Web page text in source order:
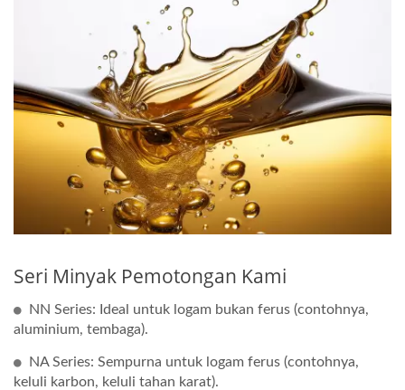
Seri Minyak Pemotongan Kami
NN Series: Ideal untuk logam bukan ferus (contohnya,
aluminium, tembaga).
NA Series: Sempurna untuk logam ferus (contohnya,
keluli karbon, keluli tahan karat).